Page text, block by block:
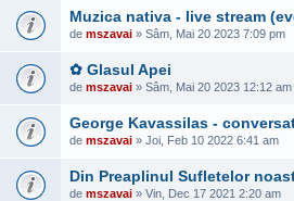
Muzica nativa - live stream
de mszavai » Sâm, Mai 20 2023 7:09 pm
✿ Glasul Apei
de mszavai » Sâm, Mai 20 2023 12:12 am
George Kavassilas -
de mszavai » Joi, Feb 10 2022 6:41 am
Din Preaplinul Sufletelor
de mszavai » Vin, Dec 17 2021 2:20 am